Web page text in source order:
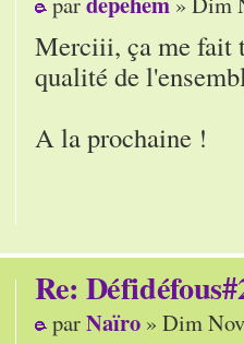
Merciii, ça me fait
qualité de
A la prochaine !
Re:
parNaïro » Dim